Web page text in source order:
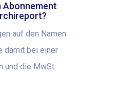
Abonnement
auf den Namen
damit bei einer
und die MwSt.